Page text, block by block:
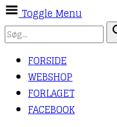
Toggle Menu
FORSIDE
WEBSHOP
FORLAGET
FACEBOOK